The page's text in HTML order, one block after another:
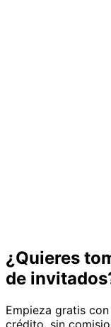
¿Quieres
de
Empieza gratis
crédito, sin